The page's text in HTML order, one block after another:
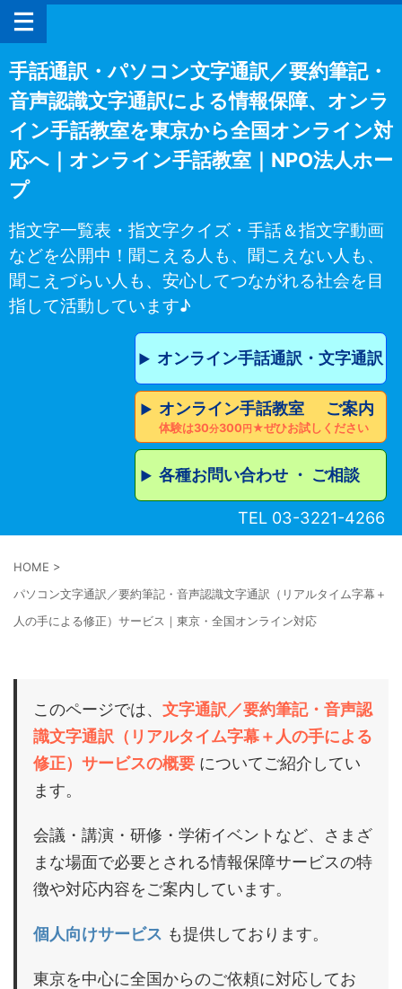
手話通訳・パソコン文字通訳／要約筆記・
音声認識文字通訳による情報保障、オンラ
イン手話教室を東京から全国オンライン対
応へ｜オンライン手話教室｜NPO法人ホー
プ
指文字一覧表・指文字クイズ・手話＆指文字動画
などを公開中！聞こえる人も、聞こえない人も、
聞こえづらい人も、安心してつながれる社会を目
指して活動しています♪
▶︎ オンライン手話通訳・文字通訳
▶︎ オンライン手話教室 ご案内
体験は30分300円★ぜひお試しください
▶︎ 各種お問い合わせ ・ ご相談
TEL 03-3221-4266
HOME >
パソコン文字通訳／要約筆記・音声認識文字通訳（リアルタイム字幕＋
人の手による修正）サービス｜東京・全国オンライン対応
このページでは、 文字通訳／要約筆記・音声認
識文字通訳（リアルタイム字幕＋人の手による
修正）サービスの概要 についてご紹介してい
ます。
会議・講演・研修・学術イベントなど、さまざ
まな場面で必要とされる情報保障サービスの特
徴や対応内容をご案内しています。
個人向けサービス も提供しております。
東京を中心に全国からのご依頼に対応してお